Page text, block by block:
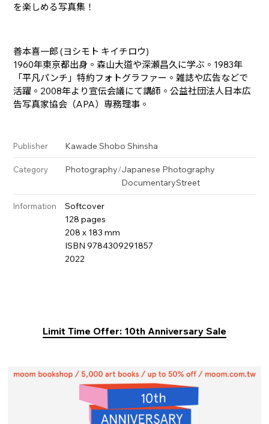
を楽しめる写真集！
善本喜一郎 (ヨシモト キイチロウ)
1960年東京都出身。森山大道や深瀬昌久に学ぶ。1983年
「平凡パンチ」特約フォトグラファー。雑誌や広告などで
活躍。2008年より宣伝会議にて講師。公益社団法人日本広
告写真家協会（APA）専務理事。
Publisher Kawade Shobo Shinsha
Category Photography/Japanese Photography
DocumentaryStreet
Information
Softcover
128 pages
208 x 183 mm
ISBN 9784309291857
2022
Limit Time Offer: 10th Anniversary Sale